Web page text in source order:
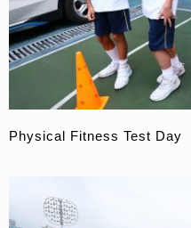
Physical Fitness Test Day